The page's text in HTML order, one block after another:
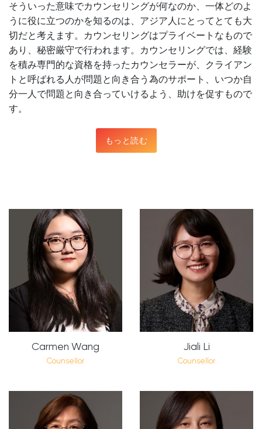
そういった意味でカウンセリングが何なのか、一体どのよ
うに役に立つのかを知るのは、アジア人にとってとても大
切だと考えます。カウンセリングはプライベートなもので
あり、秘密厳守で行われます。カウンセリングでは、経験
を積み専門的な資格を持ったカウンセラーが、クライアン
トと呼ばれる人が問題と向き合う為のサポート、いつか自
分一人で問題と向き合っていけるよう、助けを促すもので
す。
もっと読む
Carmen Wang
Counsellor
Jiali Li
Counsellor